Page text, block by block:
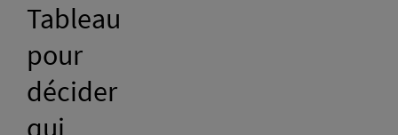
Tableau
pour
décider